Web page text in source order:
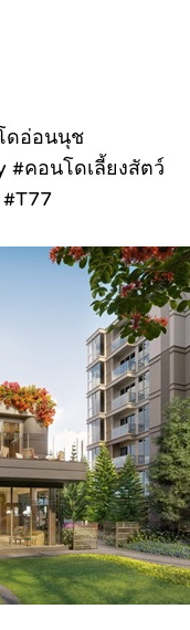
ดอ่อนนุช
#คอนโดเลี้ยงสัตว์